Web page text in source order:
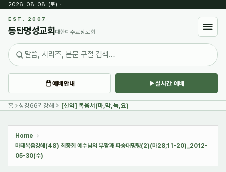
2026. 08. 08. (토) ·
EST. 2007
동탄명성교회 대한예수교장로회
예배안내 실시간 예배
홈 성경66권강해 [신약] 복음서(마,막,눅,요)
Home
마태복음강해(48) 최종회 예수님의 부활과 파송대명령(2)(마28;11-20)_2012-
05-30(수)
Sketchbook5, 스케치북5
Sketchbook5, 스케치북5